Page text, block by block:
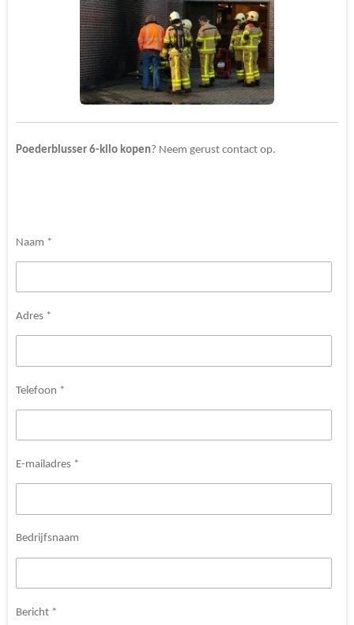
Poederblusser 6-kilo kopen? Neem gerust contact op.
Naam *
Adres *
Telefoon *
E-mailadres *
Bedrijfsnaam
Bericht *